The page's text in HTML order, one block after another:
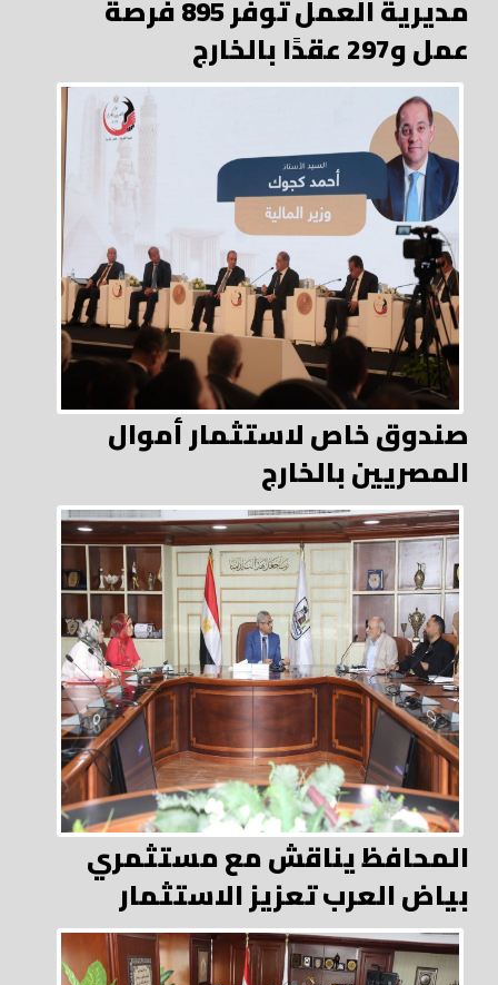
مديرية العمل توفر 895 فرصة
عمل و297 عقدًا بالخارج
صندوق خاص لاستثمار أموال
المصريين بالخارج
المحافظ يناقش مع مستثمري
بياض العرب تعزيز الاستثمار